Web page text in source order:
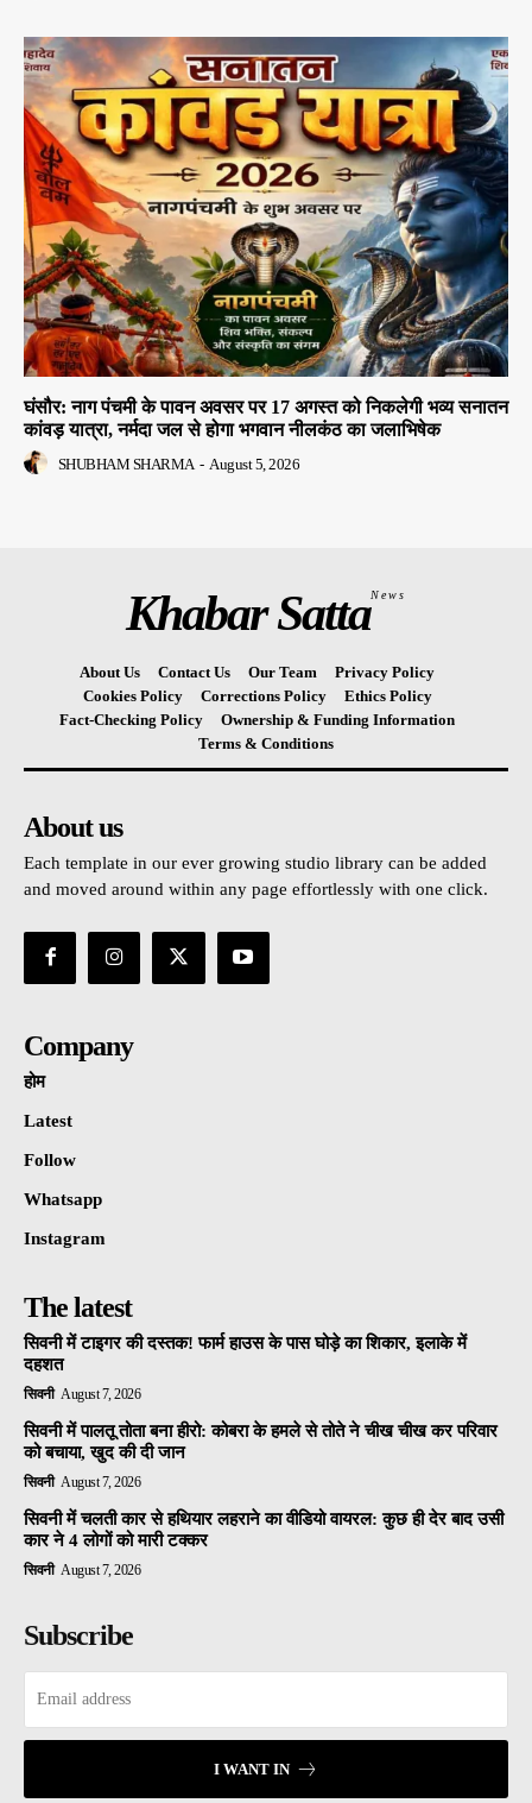
घंसौर: नाग पंचमी के पावन अवसर पर 17 अगस्त को निकलेगी भव्य सनातन
कांवड़ यात्रा, नर्मदा जल से होगा भगवान नीलकंठ का जलाभिषेक
SHUBHAM SHARMA - August 5, 2026
Khabar SattaNews
About Us Contact Us Our Team
Privacy Policy
Cookies Policy
Corrections Policy
Ethics Policy
Fact-Checking Policy
Ownership & Funding Information
Terms & Conditions
About us
Each template in our ever growing studio library can be added
and moved around within any page effortlessly with one click.
Company
होम
Latest
Follow
Whatsapp
Instagram
The latest
सिवनी में टाइगर की दस्तक! फार्म हाउस के पास घोड़े का शिकार, इलाके में
दहशत
सिवनी August 7, 2026
सिवनी में पालतू तोता बना हीरो: कोबरा के हमले से तोते ने चीख चीख कर परिवार
को बचाया, खुद की दी जान
सिवनी August 7, 2026
सिवनी में चलती कार से हथियार लहराने का वीडियो वायरल: कुछ ही देर बाद उसी
कार ने 4 लोगों को मारी टक्कर
सिवनी August 7, 2026
Subscribe
I WANT IN